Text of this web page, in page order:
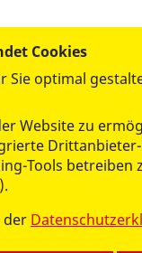
und Krippen
Cookies
Sie optimal
Website zu
Tools
der